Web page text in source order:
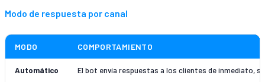
Modo de respuesta por canal
MODO COMPORTAMIENTO
Automático El bot envía respuestas a los clientes de inmediato,